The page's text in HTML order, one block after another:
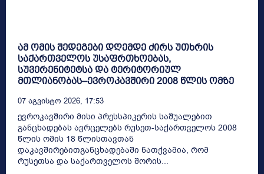
ამ ომის შედეგები დღემდე ძირს უთხრის
საქართველოს უსაფრთხოებას,
სუვერენიტეტსა და ტერიტორიულ
მთლიანობას–ევროკავშირი 2008 წლის ომზე
07 Აგვისტო 2026, 17:53
ევროკავშირი მისი პრესსპიკერის საშუალებით
განცხადებას ავრცელებს რუსეთ-საქართველოს 2008
წლის ომის 18 წლისთავთან
დაკავშირებითგანცხადებაში ნათქვამია, რომ
რუსეთსა და საქართველოს შორის...